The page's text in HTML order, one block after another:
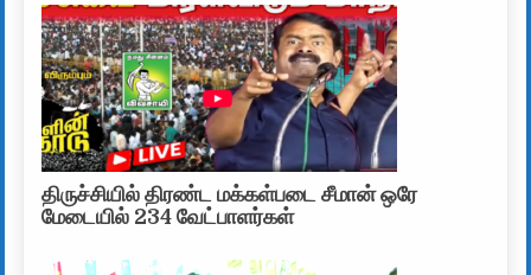
திருச்சியில் திரண்ட மக்கள்படை சீமான் ஒரே
மேடையில் 234 வேட்பாளர்கள்